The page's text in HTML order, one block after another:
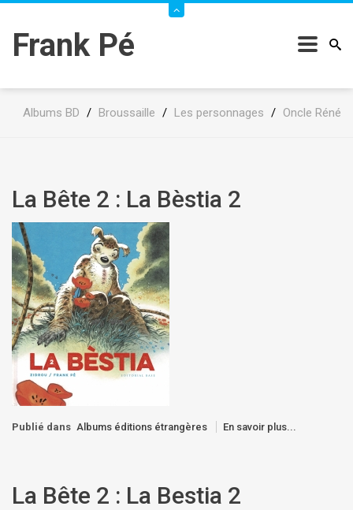
Frank Pé
Albums BD / Broussaille / Les personnages / Oncle Réné
La Bête 2 : La Bèstia 2
Publié dans Albums éditions étrangères En savoir plus...
La Bête 2 : La Bestia 2